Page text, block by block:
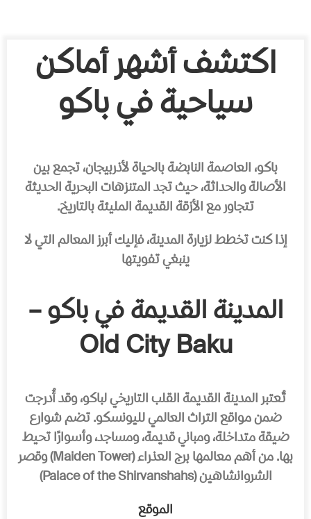
اكتشف أشهر أماكن
سياحية في باكو
باكو، العاصمة النابضة بالحياة لأذربيجان، تجمع بين
الأصالة والحداثة، حيث تجد المتنزهات البحرية الحديثة
تتجاور مع الأزقة القديمة المليئة بالتاريخ.
إذا كنت تخطط لزيارة المدينة، فإليك أبرز المعالم التي لا
ينبغي تفويتها
المدينة القديمة في باكو –
Old City Baku
تُعتبر المدينة القديمة القلب التاريخي لباكو، وقد أُدرجت
ضمن مواقع التراث العالمي لليونسكو. تضم شوارع
ضيقة متداخلة، ومباني قديمة، ومساجد، وأسوارًا تحيط
بها. من أهم معالمها برج العذراء (Maiden Tower) وقصر
الشروانشاهين (Palace of the Shirvanshahs)
الموقع